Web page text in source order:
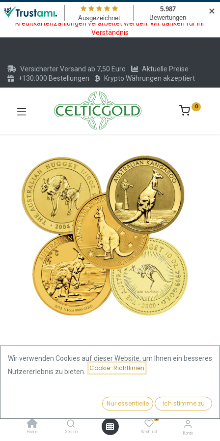
Wartungsarbeiten am Kreditkarten und Krypto Bezahlmodul. In der
Zeit vom 20.07. - 09.08.2026 können keine Krypto oder
Kreditkartenzahlungen verarbeitet werden. Wir danken für Ihr
Verständnis
Preis:
368,72€ Kaufen
Home Search
0
Wishlist Konto
Versicherter Versand ab 7,50 Euro
Aktuelle Preise
+130.000 Bestellungen
Krypto Währungen akzeptiert
0
Känguru / Nugget 1/10 Unze
Wir verwenden Cookies auf dieser Website, um Ihnen ein besseres
Nutzererlebnis zu bieten.
Cookie-Richtlinien
Nur essentielle Ich stimme zu
✕